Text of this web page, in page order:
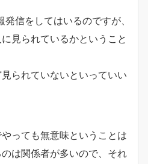
信をしてはいるのですが、
見られているかということ
られていないといっていい
っても無意味ということは
は関係者が多いので、それ